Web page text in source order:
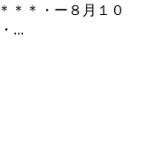
＊＊・ー８月１０
...